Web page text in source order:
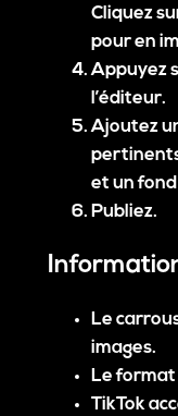
Cliquez
pour en
Appuyez
l’éditeur.
Ajoutez
et un
Publiez.
Le
images.
Le
TikTok